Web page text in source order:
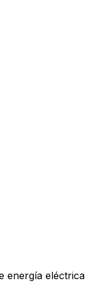
energía eléctrica